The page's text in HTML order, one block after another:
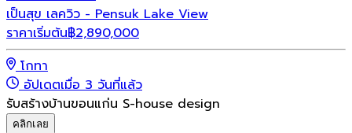
เป็นสุข เลควิว - Pensuk Lake View
ราคาเริ่มต้น฿2,890,000
โกทา
อัปเดตเมื่อ 3 วันที่แล้ว
รับสร้างบ้านขอนแก่น S-house design
คลิกเลย